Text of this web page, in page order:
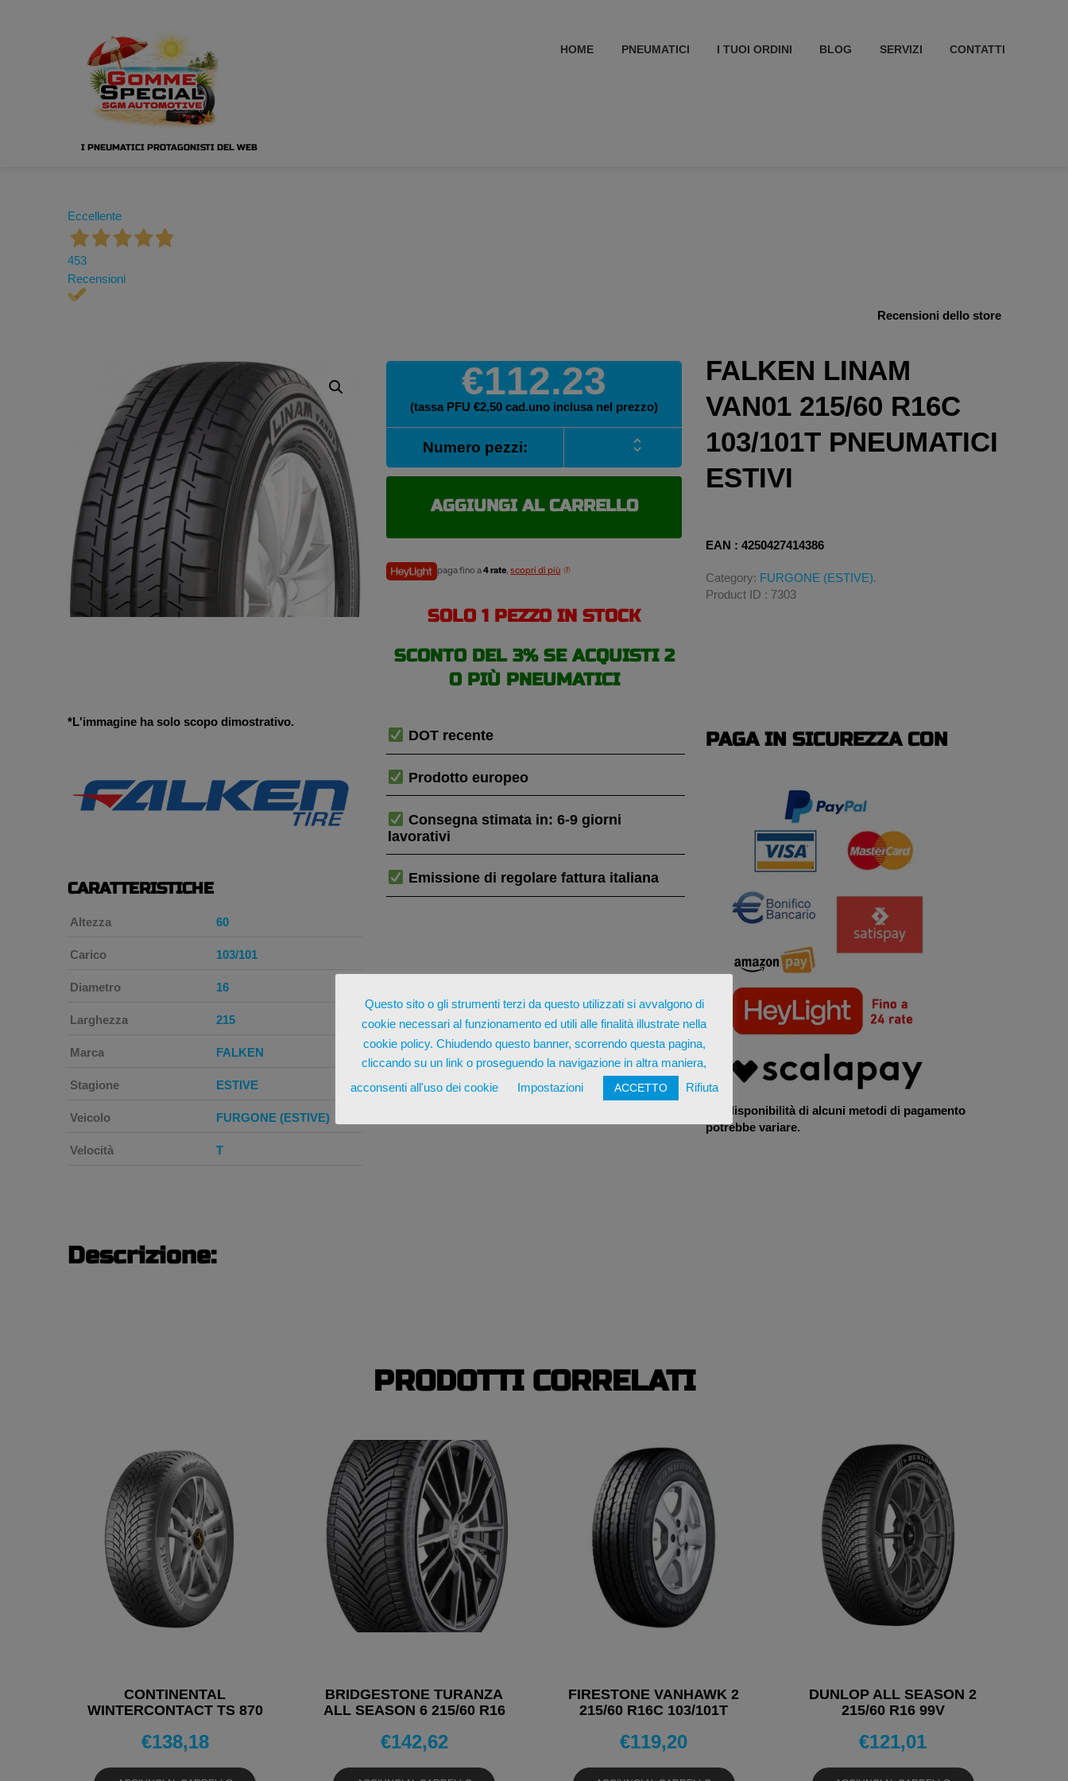
I PNEUMATICI PROTAGONISTI DEL WEB
HOME PNEUMATICI I TUOI ORDINI BLOG SERVIZI CONTATTI
Eccellente
453
Recensioni
Recensioni dello store
€112.23
(tassa PFU €2,50 cad.uno inclusa nel prezzo)
Numero pezzi:
FALKEN
LINAM
VAN01
R16C
pneumatici
AGGIUNGI AL CARRELLO
paga fino a4 rate,scopri di più
SOLO 1 PEZZO IN STOCK
SCONTO DEL 3% SE ACQUISTI 2
O PIÙ PNEUMATICI
FALKEN LINAM
VAN01 215/60 R16C
103/101T PNEUMATICI
ESTIVI
EAN : 4250427414386
Category: FURGONE (ESTIVE).
Product ID : 7303
*L'immagine ha solo scopo dimostrativo.
CARATTERISTICHE
Altezza 60
Carico 103/101
Diametro 16
Larghezza 215
Marca FALKEN
Stagione ESTIVE
Veicolo FURGONE (ESTIVE)
Velocità T
DOT recente
Prodotto europeo
Consegna stimata in: 6-9 giorni
lavorativi
Emissione di regolare fattura italiana
PAGA IN SICUREZZA CON
*La disponibilità di alcuni metodi di pagamento
potrebbe variare.
Descrizione:
PRODOTTI CORRELATI
CONTINENTAL
WINTERCONTACT TS 870
PNEUMATICI INVERNALI
€138,18
BRIDGESTONE TURANZA
ALL SEASON 6 215/60 R16
STAGIONI
€142,62
FIRESTONE VANHAWK 2
215/60 R16C 103/101T
€119,20
DUNLOP ALL SEASON 2
215/60 R16 99V
€121,01
Questo sito o gli strumenti terzi da questo utilizzati si avvalgono di
cookie necessari al funzionamento ed utili alle finalità illustrate nella
cookie policy. Chiudendo questo banner, scorrendo questa pagina,
cliccando su un link o proseguendo la navigazione in altra maniera,
acconsenti all'uso dei cookie
Impostazioni ACCETTO Rifiuta